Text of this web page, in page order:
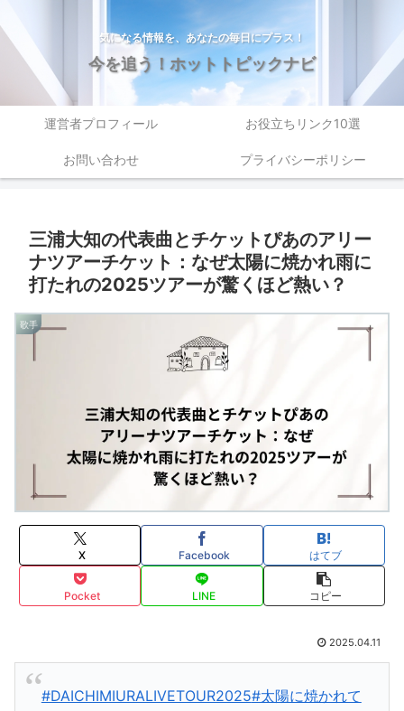
気になる情報を、あなたの毎日にプラス！
今を追う！ホットトピックナビ
運営者プロフィール お役立ちリンク10選
お問い合わせ プライバシーポリシー
三浦大知の代表曲とチケットぴあのアリー
ナツアーチケット：なぜ太陽に焼かれ雨に
打たれの2025ツアーが驚くほど熱い？
歌手
X Facebook はてブ
Pocket LINE コピー
2025.04.11
#DAICHIMIURALIVETOUR2025#太陽に焼かれて